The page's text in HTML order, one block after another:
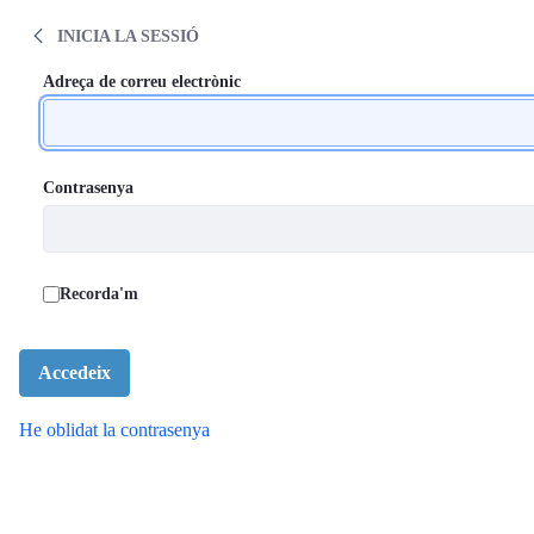
INICIA LA SESSIÓ
Inicia la sessió
Inicia la sessió
Adreça de correu electrònic
Contrasenya
Recorda'm
Accedeix
He oblidat la contrasenya